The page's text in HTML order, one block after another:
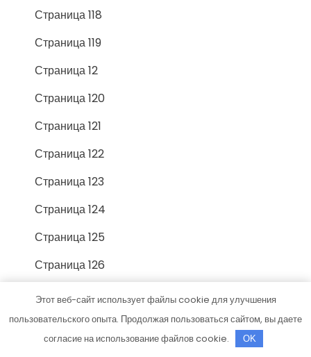
Страница 118
Страница 119
Страница 12
Страница 120
Страница 121
Страница 122
Страница 123
Страница 124
Страница 125
Страница 126
Страница 127
Страница 128
Этот веб-сайт использует файлы cookie для улучшения
пользовательского опыта. Продолжая пользоваться сайтом, вы даете
согласие на использование файлов cookie.
OK